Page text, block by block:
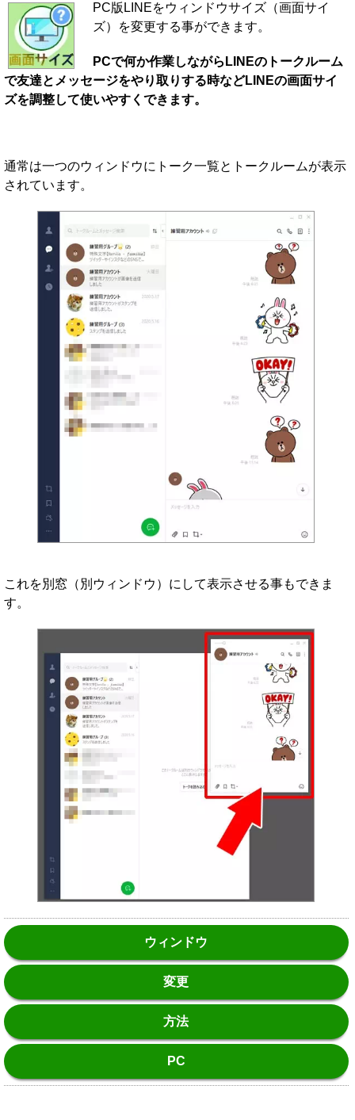
PC版LINEをウィンドウサイズ（画面サイ
ズ）を変更する事ができます。
PCで何か作業しながらLINEのトークルーム
で友達とメッセージをやり取りする時などLINEの画面サイ
ズを調整して使いやすくできます。
通常は一つのウィンドウにトーク一覧とトークルームが表示
されています。
これを別窓（別ウィンドウ）にして表示させる事もできま
す。
ウィンドウ
変更
方法
PC